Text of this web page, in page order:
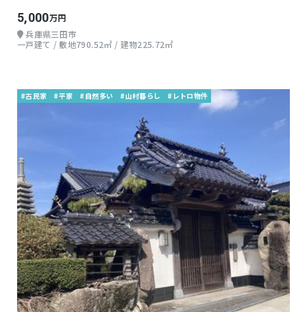
5,000万円
兵庫県三田市
一戸建て / 敷地790.52㎡ / 建物225.72㎡
#古民家 #平家 #自然多い #山村暮らし #レトロ物件